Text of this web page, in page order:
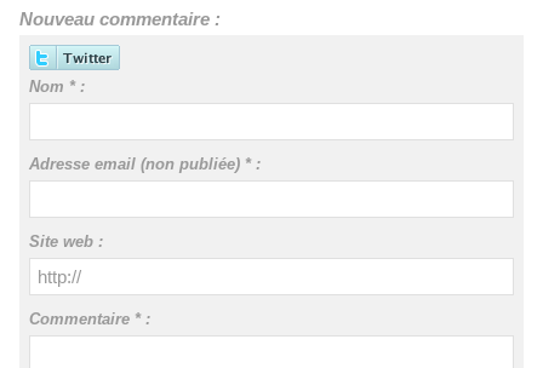
Nouveau commentaire :
Nom * :
Adresse email (non publiée) * :
Site web :
Commentaire * :